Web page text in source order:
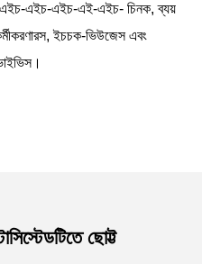
এইচ-এইচ-এই-এইচ- চিনক, ব্যয়
ইচচক-ভিউজেস এবং
ছোট্ট